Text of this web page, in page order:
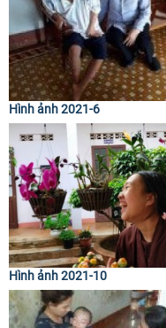
Hình ảnh 2021-6
Hình ảnh 2021-10